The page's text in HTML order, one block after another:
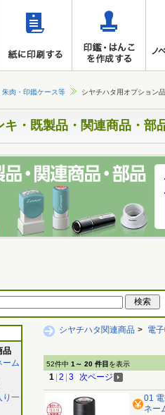
朱肉・印鑑ケース等 シヤチハタ用オプション品
・既製品・関連商品・部
品
ーム
り一
シヤチハタ関連商品 > 電
52件中 1～ 20 件目 を表示
1 2 3 次ページ
01
ネー